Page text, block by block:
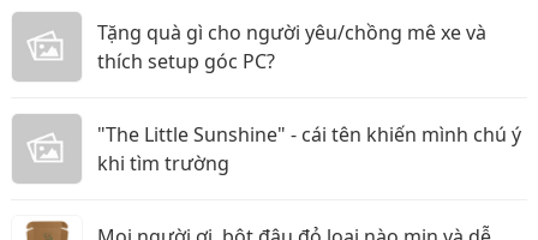
Tặng quà gì cho người yêu/chồng mê xe và
thích setup góc PC?
"The Little Sunshine" - cái tên khiến mình chú ý
khi tìm trường